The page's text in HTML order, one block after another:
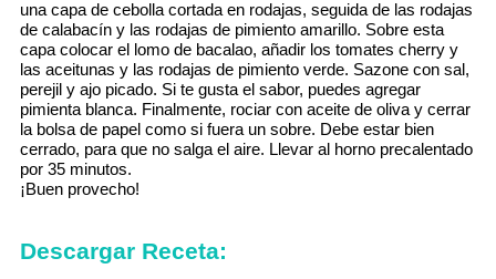
una capa de cebolla cortada en rodajas, seguida de las rodajas
de calabacín y las rodajas de pimiento amarillo. Sobre esta
capa colocar el lomo de bacalao, añadir los tomates cherry y
las aceitunas y las rodajas de pimiento verde. Sazone con sal,
perejil y ajo picado. Si te gusta el sabor, puedes agregar
pimienta blanca. Finalmente, rociar con aceite de oliva y cerrar
la bolsa de papel como si fuera un sobre. Debe estar bien
cerrado, para que no salga el aire. Llevar al horno precalentado
por 35 minutos.
¡Buen provecho!
Descargar Receta: